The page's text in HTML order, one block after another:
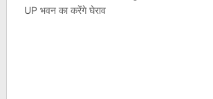
UP भवन का करेंगे घेराव